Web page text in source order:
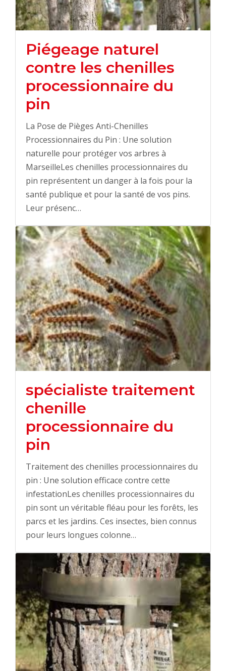
Piégeage naturel
contre les chenilles
processionnaire du
pin
La Pose de Pièges Anti-Chenilles
Processionnaires du Pin : Une solution
naturelle pour protéger vos arbres à
MarseilleLes chenilles processionnaires du
pin représentent un danger à la fois pour la
santé publique et pour la santé de vos pins.
Leur présenc…
spécialiste traitement
chenille
processionnaire du
pin
Traitement des chenilles processionnaires du
pin : Une solution efficace contre cette
infestationLes chenilles processionnaires du
pin sont un véritable fléau pour les forêts, les
parcs et les jardins. Ces insectes, bien connus
pour leurs longues colonne…